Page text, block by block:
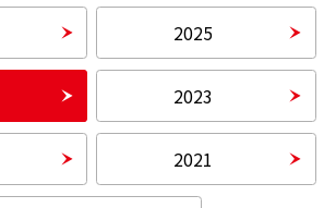
2025
2023
2021